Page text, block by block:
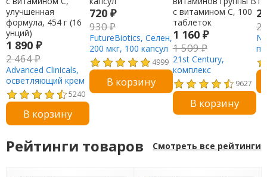
1 890 ₽
2 464₽
Advanced Clinicals,
осветляющий крем
с витамином С,
улучшенная
формула, 454 г (16
унций)
5240
В корзину
720 ₽
930₽
FutureBiotics, Селен,
200 мкг, 100 капсул
4999
В корзину
1 160 ₽
1 509₽
21st Century,
комплекс
витаминов группы B
с витамином C, 100
таблеток
9627
В корзину
2
2
Рейтинги товаров Смотреть все рейтинги